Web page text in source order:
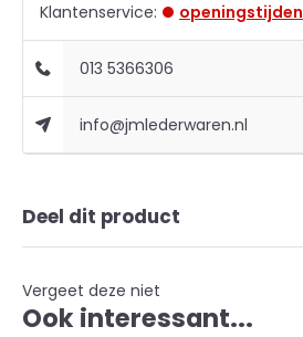
Klantenservice: openingstijden
013 5366306
info@jmlederwaren.nl
Deel dit product
Vergeet deze niet
Ook interessant...